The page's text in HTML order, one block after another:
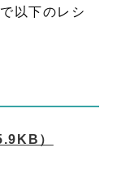
以下のレシ
）